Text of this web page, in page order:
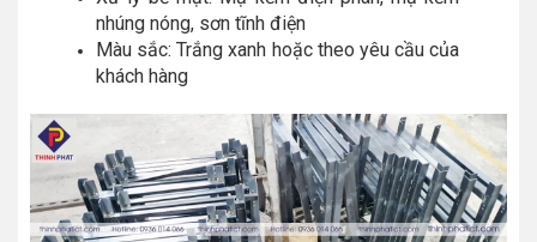
nhúng nóng, sơn tĩnh điện
Màu sắc: Trắng xanh hoặc theo yêu cầu của
khách hàng